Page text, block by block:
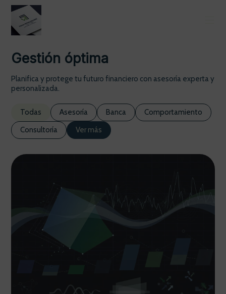
Gestión óptima
Planifica y protege tu futuro financiero con asesoría experta y
personalizada.
Todas Asesoría Banca
Comportamiento
Consultoría
Ver más